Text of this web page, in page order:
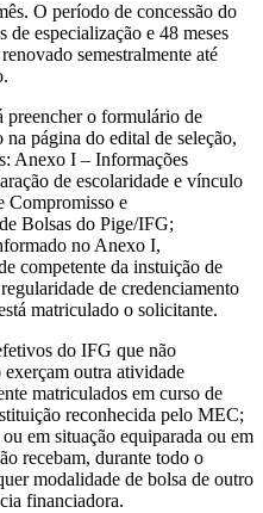
O período de concessão do
de especialização e 48 meses
semestralmente até
preencher o formulário de
página do edital de seleção,
Anexo I – Informações
de escolaridade e vínculo
Compromisso e
Bolsas do Pige/IFG;
no Anexo I,
competente da instuição de
de credenciamento
matriculado o solicitante.
do IFG que não
outra atividade
matriculados em curso de
reconhecida pelo MEC;
em situação equiparada ou em
recebam, durante todo o
modalidade de bolsa de outro
financiadora.